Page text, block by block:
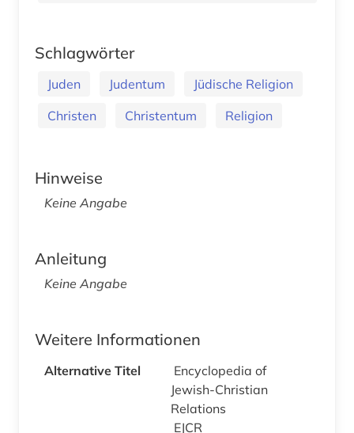
Schlagwörter
Juden Judentum
Jüdische Religion
Christen
Christentum Religion
Hinweise
Keine Angabe
Anleitung
Keine Angabe
Weitere Informationen
Alternative Titel
Encyclopedia of
Jewish-Christian
Relations
EJCR